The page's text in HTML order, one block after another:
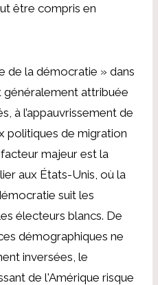
être compris en
de la démocratie » dans
généralement attribuée
à l’appauvrissement de
politiques de migration
majeur est la
aux États-Unis, où la
suit les
électeurs blancs. De
démographiques ne
inversées, le
de l'Amérique risque